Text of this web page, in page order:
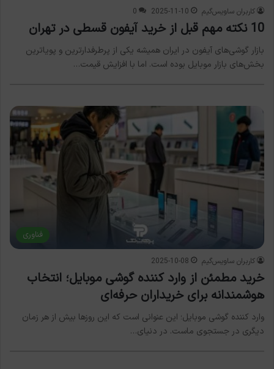
کاربران ساویس‌گیم 2025-11-10
0
10 نکته مهم قبل از خرید آیفون قسطی در تهران
بازار گوشی‌های آیفون در ایران همیشه یکی از پرطرفدارترین و پویاترین
بخش‌های بازار موبایل بوده است. اما با افزایش قیمت…
فناوری
کاربران ساویس‌گیم 2025-10-08
خرید مطمئن از وارد کننده گوشی موبایل؛ انتخاب
هوشمندانه برای خریداران حرفه‌ای
وارد کننده گوشی موبایل؛ این عنوانی است که این روزها بیش از هر زمان
دیگری در جستجوی ماست. در دنیای…